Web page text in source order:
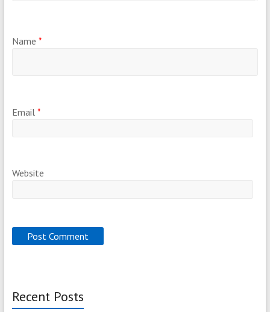
Name *
Email *
Website
Recent Posts